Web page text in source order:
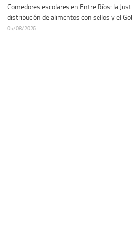
Comedores escolares en Entre Ríos: la
distribución de alimentos con sellos y el
05/08/2026